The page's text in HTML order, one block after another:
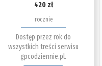
420 zł
rocznie
Dostęp przez rok do
wszystkich treści serwisu
gpcodziennie.pl.